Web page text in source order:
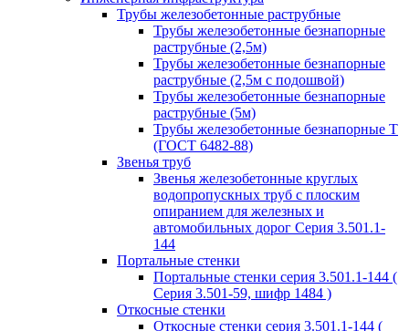
Трубы железобетонные раструбные
Трубы железобетонные безнапорные
раструбные (2,5м)
Трубы железобетонные безнапорные
раструбные (2,5м с подошвой)
Трубы железобетонные безнапорные
раструбные (5м)
Трубы железобетонные безнапорные Т
(ГОСТ 6482-88)
Звенья труб
Звенья железобетонные круглых
водопропускных труб с плоским
опиранием для железных и
автомобильных дорог Серия 3.501.1-
144
Портальные стенки
Портальные стенки серия 3.501.1-144 (
Серия 3.501-59, шифр 1484 )
Откосные стенки
Откосные стенки серия 3.501.1-144 (